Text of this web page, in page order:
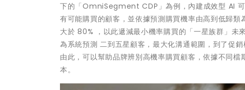
下的「OmniSegment CDP」為例，內建成效型 AI 可
有可能購買的顧客，並依據預測購買機率由高到低歸
大於 80% ，以此遞減最小機率購買的「一星族群」未
為系統預測 二到五星顧客，最大化溝通範圍，到了促
由此，可以幫助品牌辨別高機率購買顧客，依據不同
本。